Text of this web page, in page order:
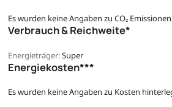
Es wurden keine Angaben zu CO₂
Verbrauch & Reichweite*
Energieträger:Super
Energiekosten***
Es wurden keine Angaben zu Kosten